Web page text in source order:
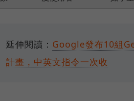
延伸閱讀： Google發布10組
計畫，中英文指令一次收